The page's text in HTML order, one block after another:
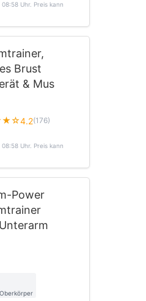
Uhr. Preis kann
Brust
& Mus
4.2(176)
Uhr. Preis kann
Power